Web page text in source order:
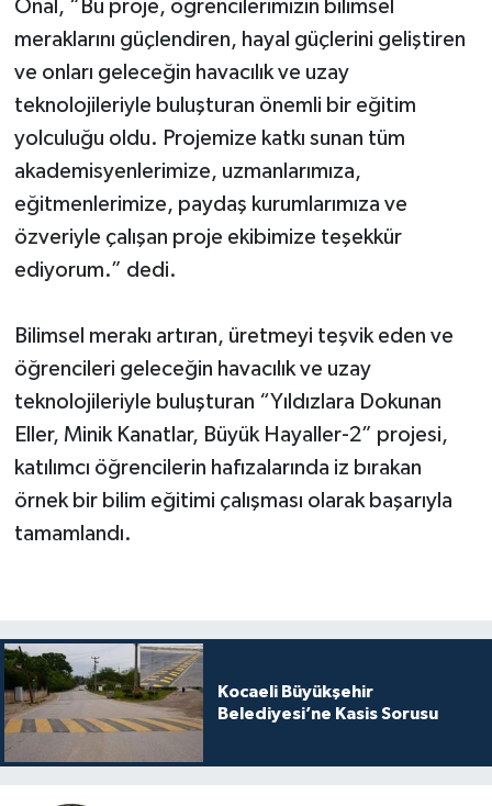
Önal, “Bu proje, öğrencilerimizin bilimsel
meraklarını güçlendiren, hayal güçlerini geliştiren
ve onları geleceğin havacılık ve uzay
teknolojileriyle buluşturan önemli bir eğitim
yolculuğu oldu. Projemize katkı sunan tüm
akademisyenlerimize, uzmanlarımıza,
eğitmenlerimize, paydaş kurumlarımıza ve
özveriyle çalışan proje ekibimize teşekkür
ediyorum.” dedi.
Bilimsel merakı artıran, üretmeyi teşvik eden ve
öğrencileri geleceğin havacılık ve uzay
teknolojileriyle buluşturan “Yıldızlara Dokunan
Eller, Minik Kanatlar, Büyük Hayaller-2” projesi,
katılımcı öğrencilerin hafızalarında iz bırakan
örnek bir bilim eğitimi çalışması olarak başarıyla
tamamlandı.
Kocaeli Büyükşehir
Belediyesi’ne Kasis Sorusu